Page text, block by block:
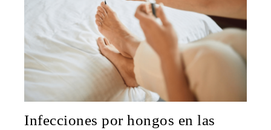
Infecciones por hongos en las